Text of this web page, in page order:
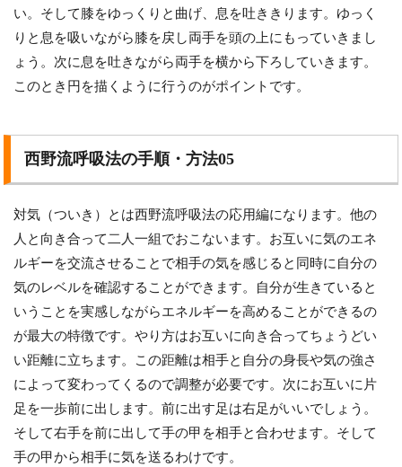
い。そして膝をゆっくりと曲げ、息を吐ききります。ゆっく
りと息を吸いながら膝を戻し両手を頭の上にもっていきまし
ょう。次に息を吐きながら両手を横から下ろしていきます。
このとき円を描くように行うのがポイントです。
西野流呼吸法の手順・方法05
対気（ついき）とは西野流呼吸法の応用編になります。他の
人と向き合って二人一組でおこないます。お互いに気のエネ
ルギーを交流させることで相手の気を感じると同時に自分の
気のレベルを確認することができます。自分が生きていると
いうことを実感しながらエネルギーを高めることができるの
が最大の特徴です。やり方はお互いに向き合ってちょうどい
い距離に立ちます。この距離は相手と自分の身長や気の強さ
によって変わってくるので調整が必要です。次にお互いに片
足を一歩前に出します。前に出す足は右足がいいでしょう。
そして右手を前に出して手の甲を相手と合わせます。そして
手の甲から相手に気を送るわけです。